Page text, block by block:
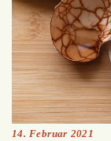
14. Februar 2021